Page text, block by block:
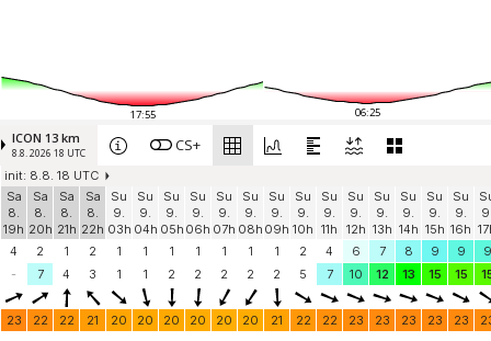
17:55 06:25
ICON 13 km
8.8. 2026 18 UTC CS+
init: 8.8. 18 UTC
Sa
8.
19h
Sa
8.
20h
Sa
8.
21h
Sa
8.
22h
Su
9.
03h
Su
9.
04h
Su
9.
05h
Su
9.
06h
Su
9.
07h
Su
9.
08h
Su
9.
09h
Su
9.
10h
Su
9.
11h
Su
9.
12h
Su
9.
13h
Su
9.
14h
Su
9.
15h
Su
9.
16h
4
2 1 2 1 1 1 1 1 1 1 2 4 6 7 8 9 9
9
-
7 4 3 1 1 2 2 2 2 2 5 7 10 12 13 15 15
23 22 22 21 20 20 20 20 20 20 21 22 22 23 23 23 23 23